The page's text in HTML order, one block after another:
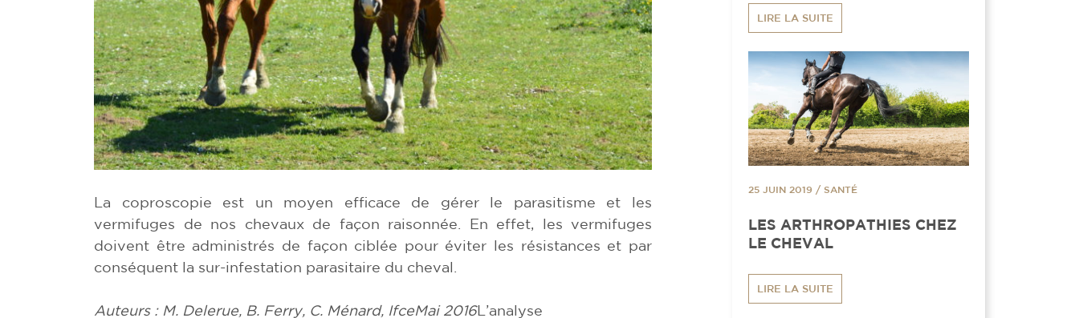
La coproscopie est un moyen efficace de gérer le parasitisme et les
vermifuges de nos chevaux de façon raisonnée. En effet, les vermifuges
doivent être administrés de façon ciblée pour éviter les résistances et par
conséquent la sur-infestation parasitaire du cheval.
Auteurs : M. Delerue, B. Ferry, C. Ménard, IfceMai 2016L’analyse
LIRE LA SUITE
25 JUIN 2019 / SANTÉ
LES ARTHROPATHIES CHEZ
LE CHEVAL
LIRE LA SUITE